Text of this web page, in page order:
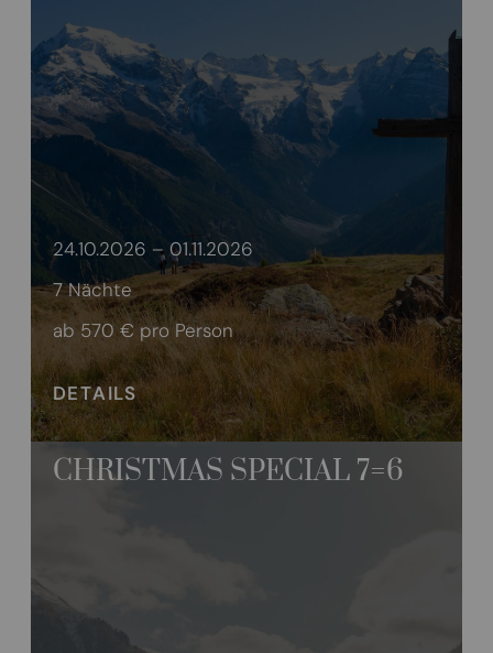
24.10.2026 – 01.11.2026
7 Nächte
ab 570 €pro Person
DETAILS
CHRISTMAS SPECIAL 7=6